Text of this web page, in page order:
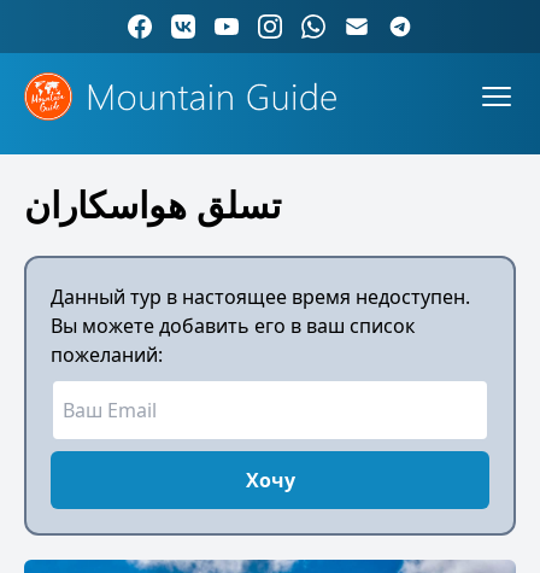
تسلق هواسكاران
Данный тур в настоящее время недоступен.
Вы можете добавить его в ваш список
пожеланий:
Хочу